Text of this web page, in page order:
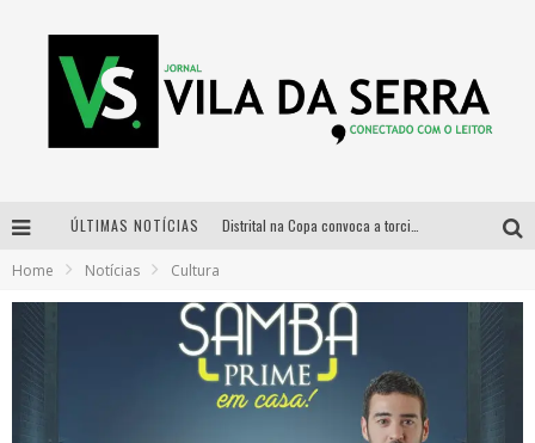
ÚLTIMAS NOTÍCIAS
Home Notícias Cultura